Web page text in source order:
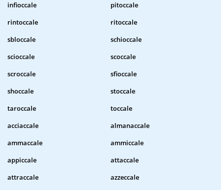
infioccale
pitoccale
rintoccale
ritoccale
sbloccale
schioccale
scioccale
scoccale
scroccale
sfioccale
shoccale
stoccale
taroccale
toccale
acciaccale
almanaccale
ammaccale
ammiccale
appiccale
attaccale
attraccale
azzeccale